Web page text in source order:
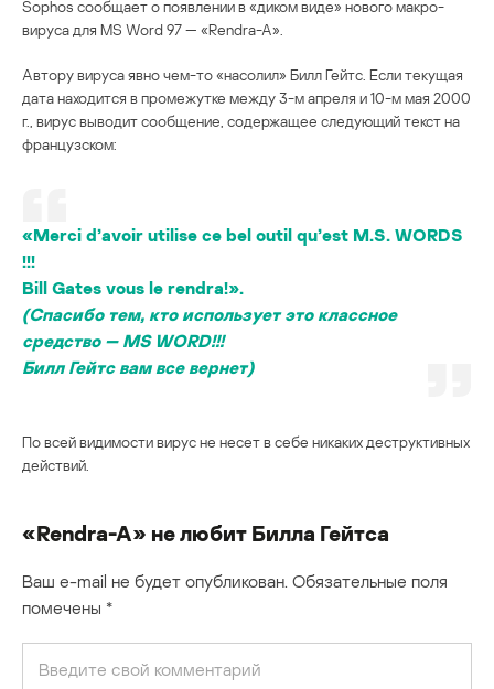
Sophos сообщает о появлении в «диком виде» нового макро-
вируса для MS Word 97 — «Rendra-A».
Автору вируса явно чем-то «насолил» Билл Гейтс. Если текущая
дата находится в промежутке между 3-м апреля и 10-м мая 2000
г., вирус выводит сообщение, содержащее следующий текст на
французском:
«Merci d’avoir utilise ce bel outil qu’est M.S. WORDS
!!!
Bill Gates vous le rendra!».
(Спасибо тем, кто использует это классное
средство — MS WORD!!!
Билл Гейтс вам все вернет)
По всей видимости вирус не несет в себе никаких деструктивных
действий.
«Rendra-A» не любит Билла Гейтса
Ваш e-mail не будет опубликован. Обязательные поля
помечены *